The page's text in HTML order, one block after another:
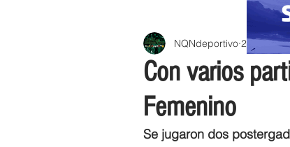
Con varios
Femenino
NQNdeportivo 2 min de
Se jugaron dos